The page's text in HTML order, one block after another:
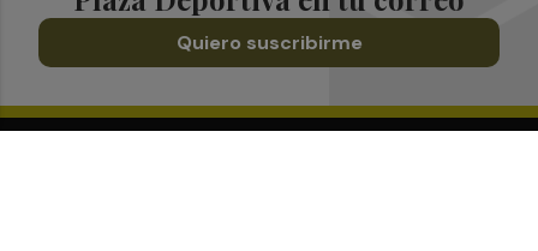
Quiero suscribirme